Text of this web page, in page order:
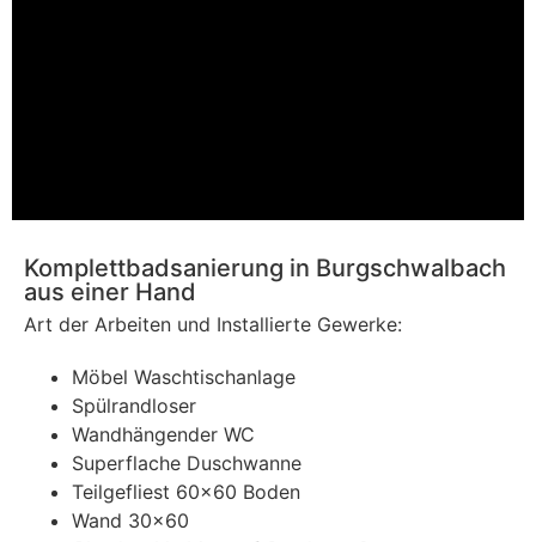
Komplettbadsanierung in Burgschwalbach
aus einer Hand
Art der Arbeiten und Installierte Gewerke:
Möbel Waschtischanlage
Spülrandloser
Wandhängender WC
Superflache Duschwanne
Teilgefliest 60×60 Boden
Wand 30×60